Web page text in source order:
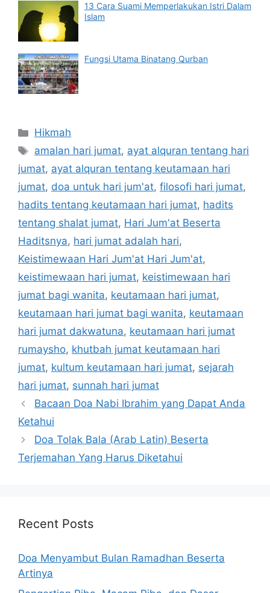
13 Cara Suami Memperlakukan Istri Dalam
Islam
Fungsi Utama Binatang Qurban
Categories
Hikmah
Tags
amalan hari jumat, ayat alquran tentang hari
jumat, ayat alquran tentang keutamaan hari
jumat, doa untuk hari jum'at, filosofi hari jumat,
hadits tentang keutamaan hari jumat, hadits
tentang shalat jumat, Hari Jum'at Beserta
Haditsnya, hari jumat adalah hari,
Keistimewaan Hari Jum'at Hari Jum'at,
keistimewaan hari jumat, keistimewaan hari
jumat bagi wanita, keutamaan hari jumat,
keutamaan hari jumat bagi wanita, keutamaan
hari jumat dakwatuna, keutamaan hari jumat
rumaysho, khutbah jumat keutamaan hari
jumat, kultum keutamaan hari jumat, sejarah
hari jumat, sunnah hari jumat
Bacaan Doa Nabi Ibrahim yang Dapat Anda
Ketahui
Doa Tolak Bala (Arab Latin) Beserta
Terjemahan Yang Harus Diketahui
Recent Posts
Doa Menyambut Bulan Ramadhan Beserta
Artinya